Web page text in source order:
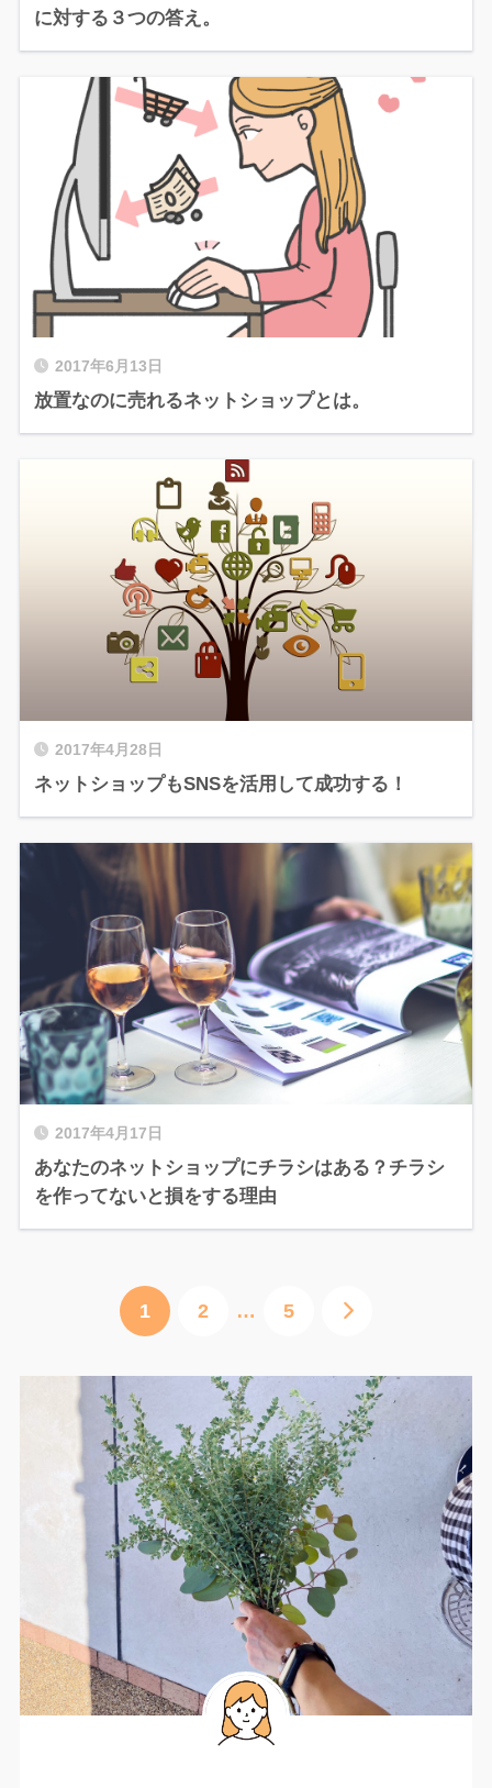
に対する３つの答え。
2017年6月13日
放置なのに売れるネットショップとは。
2017年4月28日
ネットショップもSNSを活用して成功する！
2017年4月17日
あなたのネットショップにチラシはある？チラシ
を作ってないと損をする理由
1 2 … 5